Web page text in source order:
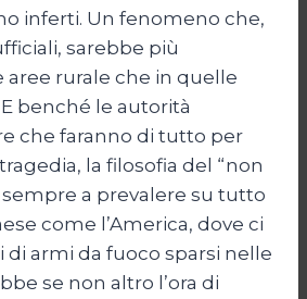
inferti. Un fenomeno che,
sarebbe più
rurale che in quelle
benché le autorità
che faranno di tutto per
la filosofia del “non
sempre a prevalere su tutto
come l’America, dove ci
di armi da fuoco sparsi nelle
se non altro l’ora di